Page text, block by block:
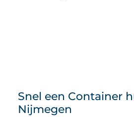
Snel een Container
Nijmegen